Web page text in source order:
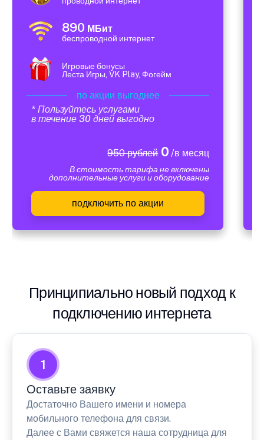
890 МБит
беспроводной интернет
Игровые бонусы
Леста Игры, VK Play, Фогейм
по акции выгоднее
* Пользуйтесь услугами
в течение 30 дней выгодно
950 рублей0 /в месяц
В стоимость тарифа не включены
дополнительные услуги и оборудование
подключить по акции
Принципиально новый подход к
подключению интернета
1
Оставьте заявку
Достаточно Вашего имени и номера
мобильного телефона для связи.
Далее с Вами свяжется наша сотрудница для